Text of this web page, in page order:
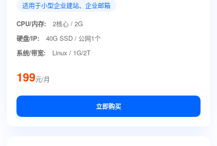
适用于小型企业建站、企业邮箱
CPU/内存:
2核心 / 2G
硬盘/IP:
40G SSD / 公网1个
系统/带宽:
Linux / 1G/2T
199元/月
立即购买